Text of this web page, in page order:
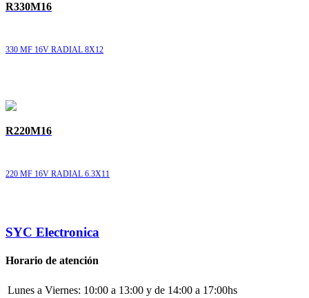
R330M16
330 MF 16V RADIAL 8X12
R220M16
220 MF 16V RADIAL 6.3X11
SYC Electronica
Horario de atención
Lunes a Viernes: 10:00 a 13:00 y de 14:00 a 17:00hs